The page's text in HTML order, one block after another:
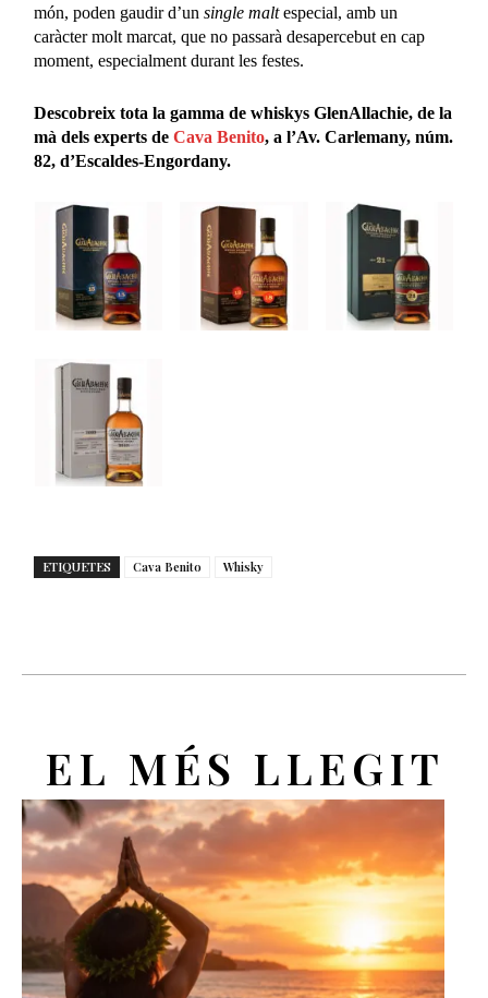
món, poden gaudir d’unsingle maltespecial, amb un
caràcter molt marcat, que no passarà desapercebut en cap
moment, especialment durant les festes.
Descobreix tota la gamma de whiskys GlenAllachie, de la
mà dels experts deCava Benito, a l’Av. Carlemany, núm.
82, d’Escaldes-Engordany.
ETIQUETES Cava Benito Whisky
EL MÉS LLEGIT